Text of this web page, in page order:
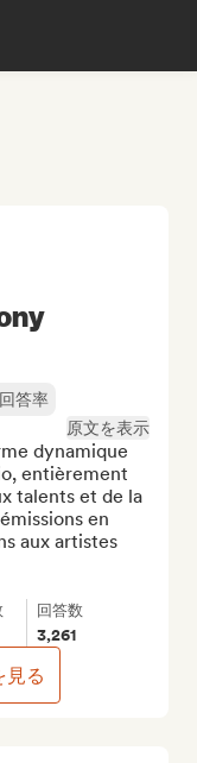
答率
原文を表示
dynamique
entièrement
talents et de la
en
aux artistes
回答数
3,261
見る